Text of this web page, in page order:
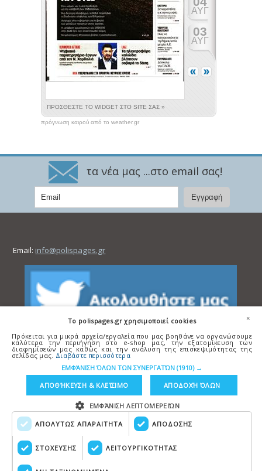
πρόγνωση καιρού από το weather.gr
τα νέα μας ...στο email σας!
Email: info@polispages.gr
Copyright © polispages.gr Κατασκευή ιστοσελίδων
×
To polispages.gr χρησιμοποιεί cookies
Πρόκειται για μικρά αρχεία/εργαλεία που μας βοηθάνε να οργανώσουμε
καλύτερα την περιήγηση στο e-shop μας, την εξατομίκευση των
διαφημίσεών μας καθώς και την ανάλυση της επισκεψιμότητας της
σελίδας μας. Διαβάστε περισσότερα
ΕΜΦΆΝΙΣΗ ΌΛΩΝ ΤΩΝ ΣΥΝΕΡΓΑΤΏΝ (1910) →
ΑΠΟΛΥΤΩΣ ΑΠΑΡΑΙΤΗΤΑ ΑΠΟΔΟΣΗΣ
ΣΤΟΧΕΥΣΗΣ ΛΕΙΤΟΥΡΓΙΚΟΤΗΤΑΣ
ΑΠΟΘΉΚΕΥΣΗ & ΚΛΕΊΣΙΜΟ ΑΠΟΔΟΧΉ ΌΛΩΝ
ΕΜΦΆΝΙΣΗ ΛΕΠΤΟΜΕΡΕΙΏΝ